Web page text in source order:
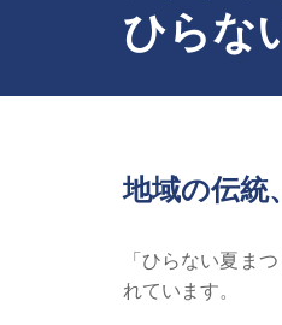
ひらな
地域の伝統
「ひらない夏ま
れています。